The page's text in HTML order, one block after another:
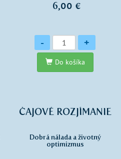
6,00 €
Množstvo
- +
Do košíka
ČAJOVÉ ROZJÍMANIE
Dobrá nálada a životný
optimizmus